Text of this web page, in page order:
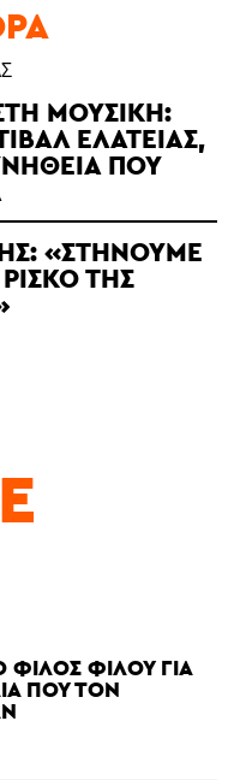
ΜΟΥΣΙΚΉ:
ΕΛΆΤΕΙΑΣ,
ΠΟΥ
«ΣΤΉΝΟΥΜΕ
ΤΗΣ
ΦΊΛΟΣ ΦΊΛΟΥ ΓΙΑ
ΠΟΥ ΤΟΝ